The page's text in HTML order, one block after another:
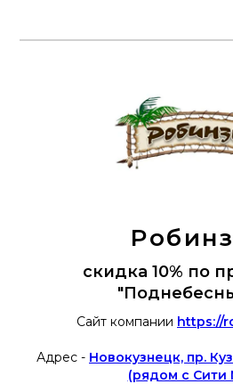
скидка 10% по
Сайт компании https://
Адрес - Новокузнецк, пр.
(рядом с Сити